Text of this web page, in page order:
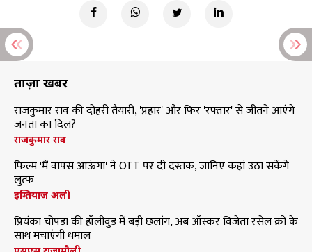
ताज़ा खबरें
राजकुमार राव की दोहरी तैयारी, 'प्रहार' और फिर 'रफ्तार' से जीतने आएंगे
जनता का दिल?
राजकुमार राव
फिल्म 'मैं वापस आऊंगा' ने OTT पर दी दस्तक, जानिए कहां उठा सकेंगे
लुत्फ
इम्तियाज अली
प्रियंका चोपड़ा की हॉलीवुड में बड़ी छलांग, अब ऑस्कर विजेता रसेल क्रो के
साथ मचाएंगी धमाल